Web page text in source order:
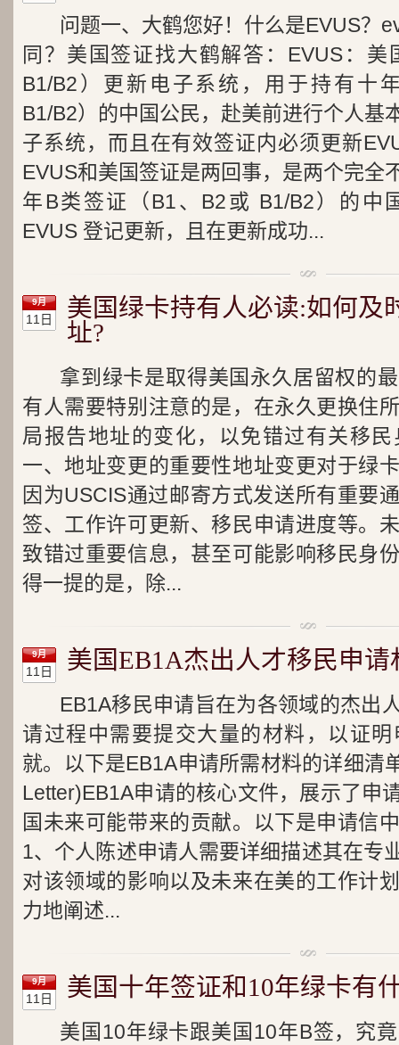
问题一、大鹤您好！什么是EVUS？
同？美国签证找大鹤解答：EVUS：美
B1/B2）更新电子系统，用于持有十
B1/B2）的中国公民，赴美前进行个人基
子系统，而且在有效签证内必须更新
EVUS和美国签证是两回事，是两个完全
年B类签证（B1、B2或 B1/B2）的中
EVUS 登记更新，且在更新成功...
9月
11日
美国绿卡持有人必读:如何及
址?
拿到绿卡是取得美国永久居留权的
有人需要特别注意的是，在永久更换住
局报告地址的变化，以免错过有关移
一、地址变更的重要性地址变更对于绿
因为USCIS通过邮寄方式发送所有重要
签、工作许可更新、移民申请进度等。
致错过重要信息，甚至可能影响移民身
得一提的是，除...
9月
11日 美国EB1A杰出人才移民申请
EB1A移民申请旨在为各领域的杰出
请过程中需要提交大量的材料，以证
就。以下是EB1A申请所需材料的详细清
Letter)EB1A申请的核心文件，展示了申
国未来可能带来的贡献。以下是申请信
1、个人陈述申请人需要详细描述其在专
对该领域的影响以及未来在美的工作计
力地阐述...
9月
11日 美国十年签证和10年绿卡有
美国10年绿卡跟美国10年B签，究